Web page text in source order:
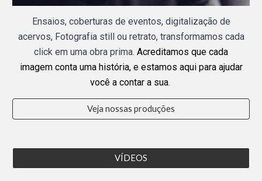
Ensaios, coberturas de eventos, digitalização de
acervos, Fotografia still ou retrato, transformamos cada
click em uma obra prima. Acreditamos que cada
imagem conta uma história, e estamos aqui para ajudar
você a contar a sua.
Veja nossas produções
VÍDEOS